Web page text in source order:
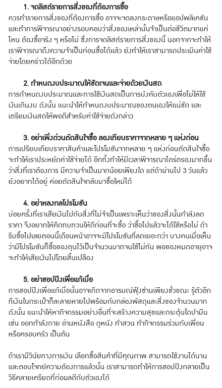
1. จดลิสต์รายการสิ่งของที่ต้องการซื้อ
ควรทำรายการสิ่งของที่ต้องการซื้อ อาจจะจดลงกระดาษหรือแอปพลิเคชัน
และทำการพิจารณาอย่างรอบคอบว่าสิ่งของเหล่านั้นจำเป็นต่อชีวิตมากแค่
ไหน ต้องซื้อจริง ๆ หรือไม่ ซึ่งการจดลิสต์รายการสิ่งของนี้ นอกจากจะทำให้
เราพิจารณาถึงความจำเป็นก่อนซื้อได้แล้ว ยังทำให้เราสามารถประเมินค่าใช้
จ่ายโดยคร่าวได้อีกด้วย
2. กำหนดงบประมาณให้ชัดเจนและจ่ายด้วยเงินสด
การกำหนดงบประมาณและการใช้เงินสดเป็นการบังคับตัวเองเพื่อไม่ให้ใช้
เงินเกินงบ ดังนั้น แนะนำให้กำหนดงบประมาณของตนเองให้แน่ชัด และ
เตรียมเงินสดให้พอดีสำหรับค่าใช้จ่ายดังกล่าว
3. อย่าเพิ่งด่วนตัดสินใจซื้อ ลองเทียบราคาจากหลาย ๆ แห่งก่อน
การเปรียบเทียบราคาสินค้าและโปรโมชันจากหลาย ๆ แห่งก่อนตัดสินใจซื้อ
จะทำให้เราประหยัดค่าใช้จ่ายได้ อีกทั้งทำให้มีเวลาพิจารณาไตร่ตรองมากขึ้น
ว่าสิ่งที่เราต้องการ มีความจำเป็นมากน้อยเพียงใด แต่ถ้าผ่านไป 3 วันแล้ว
ยังอยากได้อยู่ ค่อยตัดสินใจกลับมาซื้อใหม่ได้
4. อย่าหลงกลโปรโมชัน
บ่อยครั้งที่เราเสียเงินไปกับสิ่งที่ไม่จำเป็นเพราะเห็นว่าของสิ่งนั้นกำลังลด
ราคา จึงอยากให้คิดทบทวนให้ดีก่อนที่จะซื้อ ว่าซื้อไปแล้วจะได้ใช้หรือไม่ ถ้า
รีบซื้อไปเลยตอนนี้เดือนหน้าอาจจะมีโปรโมชันที่ลดเยอะกว่า บางคนเมื่อเห็น
ว่ามีโปรโมชันก็ซื้อของตุนไว้เป็นจำนวนมากจนใช้ไม่ทัน พอของหมดอายุอาจ
จะทำให้เสียเงินไปโดยสิ้นเปลือง
5. อย่าชอปปิงเพื่อแก้เบื่อ
การชอปปิงเพื่อแก้เบื่อนั้นอาจเกิดจากอารมณ์ฟุ้งซ่านเพียงชั่วขณะ รู้ตัวอีก
ทีเงินในกระเป๋าก็ละลายหายไปพร้อมกับกล่องพัสดุและสิ่งของจำนวนมาก
ดังนั้น แนะนำให้หากิจกรรมอย่างอื่นที่จะสร้างความสุขและกระตุ้นโดปามีน
เช่น ออกกำลังกาย อ่านหนังสือ ดูหนัง ทำสวน ทำกิจกรรมร่วมกับเพื่อน
หรือครอบครัว เป็นต้น
ถ้าเรามีวินัยทางการเงิน เลือกซื้อสินค้าที่มีคุณภาพ สามารถใช้งานได้นาน
และตอบโจทย์ความต้องการแล้วนั้น เราสามารถทำให้การชอปปิงกลายเป็น
วิธีคลายเครียดที่ก่อผลดีกับตัวเองได้